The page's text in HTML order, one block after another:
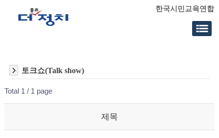
한국시민교육연합
토크쇼(Talk show)
Total 1 /1 page
제목